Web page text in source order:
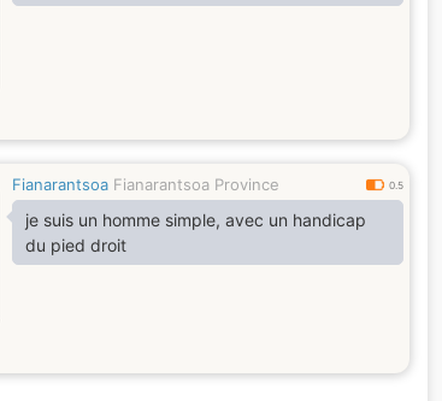
Fianarantsoa Fianarantsoa Province 0.5
je suis un homme simple, avec un handicap
du pied droit